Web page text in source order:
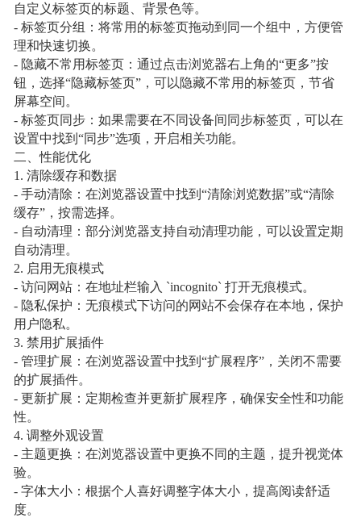
自定义标签页的标题、背景色等。
- 标签页分组：将常用的标签页拖动到同一个组中，方便管
理和快速切换。
- 隐藏不常用标签页：通过点击浏览器右上角的“更多”按
钮，选择“隐藏标签页”，可以隐藏不常用的标签页，节省
屏幕空间。
- 标签页同步：如果需要在不同设备间同步标签页，可以在
设置中找到“同步”选项，开启相关功能。
二、性能优化
1. 清除缓存和数据
- 手动清除：在浏览器设置中找到“清除浏览数据”或“清除
缓存”，按需选择。
- 自动清理：部分浏览器支持自动清理功能，可以设置定期
自动清理。
2. 启用无痕模式
- 访问网站：在地址栏输入 `incognito` 打开无痕模式。
- 隐私保护：无痕模式下访问的网站不会保存在本地，保护
用户隐私。
3. 禁用扩展插件
- 管理扩展：在浏览器设置中找到“扩展程序”，关闭不需要
的扩展插件。
- 更新扩展：定期检查并更新扩展程序，确保安全性和功能
性。
4. 调整外观设置
- 主题更换：在浏览器设置中更换不同的主题，提升视觉体
验。
- 字体大小：根据个人喜好调整字体大小，提高阅读舒适
度。